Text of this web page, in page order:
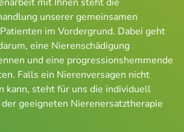
unserer gemeinsamen
im Vordergrund. Dabei geht
eine Nierenschädigung
und eine progressionshemmende
Falls ein Nierenversagen nicht
kann, steht für uns die individuell
geeigneten Nierenersatztherapie